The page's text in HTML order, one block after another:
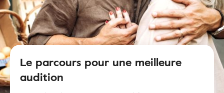
Le parcours pour une meilleure
audition